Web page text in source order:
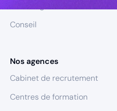
Conseil
Nos agences
Cabinet de recrutement
Centres de formation